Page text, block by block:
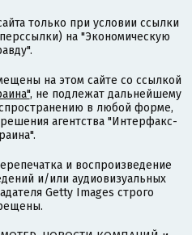
только при условии ссылки
на "Экономическую
на этом сайте со ссылкой
, не подлежат дальнейшему
в любой форме,
агентства "Интерфакс-
и воспроизведение
и/или аудиовизуальных
Getty Images строго